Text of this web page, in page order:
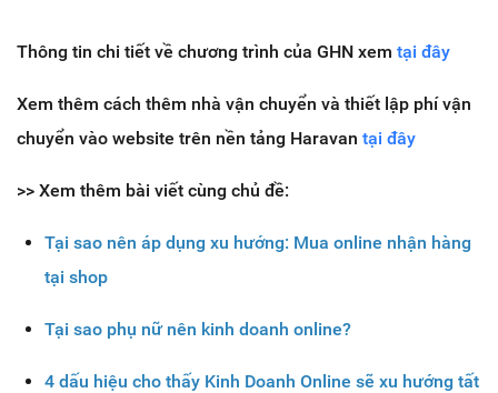
Thông tin chi tiết về chương trình của GHN xem tại đây
Xem thêm cách thêm nhà vận chuyển và thiết lập phí vận
chuyển vào website trên nền tảng Haravan tại đây
>> Xem thêm bài viết cùng chủ đề:
Tại sao nên áp dụng xu hướng: Mua online nhận hàng
tại shop
Tại sao phụ nữ nên kinh doanh online?
4 dấu hiệu cho thấy Kinh Doanh Online sẽ xu hướng tất